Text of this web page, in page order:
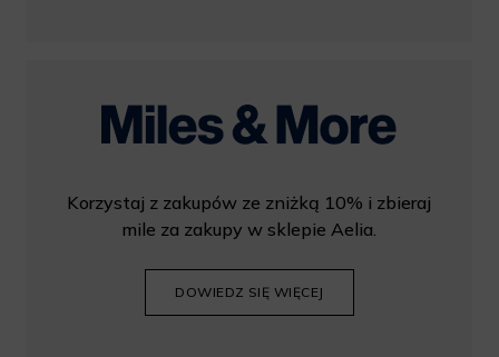
Korzystaj z zakupów ze zniżką 10% i zbieraj
mile za zakupy w sklepie Aelia.
DOWIEDZ SIĘ WIĘCEJ